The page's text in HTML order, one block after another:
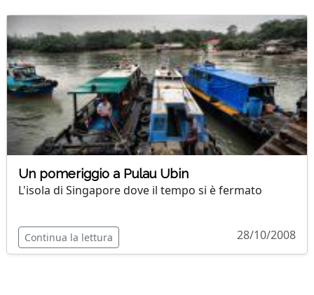
Un pomeriggio a Pulau Ubin
L'isola di Singapore dove il tempo si è fermato
Continua la lettura 28/10/2008